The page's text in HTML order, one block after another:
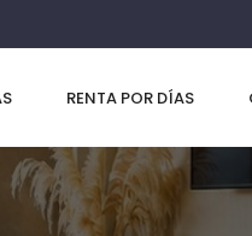
RENTA POR DÍAS